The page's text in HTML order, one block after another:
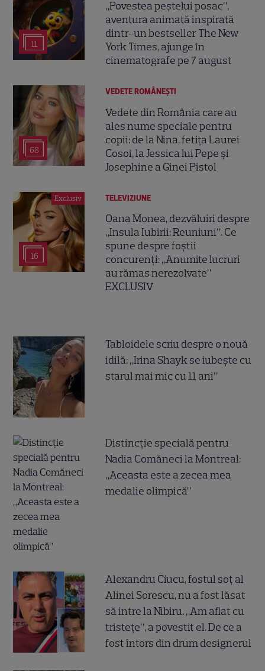
11
„Povestea peștelui posac”,
aventura animată inspirată
dintr-un bestseller The New
York Times, ajunge în
cinematografe pe 7 august
68
VEDETE ROMÂNEŞTI
Vedete din România care au
ales nume speciale pentru
copii: de la Nina, fetița Laurei
Cosoi, la Jessica lui Pepe și
Josephine a Ginei Pistol
Exclusiv
16
TELEVIZIUNE
Oana Monea, dezvăluiri despre
„Insula Iubirii: Reuniuni”. Ce
spune despre foștii
concurenți: „Anumite lucruri
au rămas nerezolvate”
EXCLUSIV
Tabloidele scriu despre o nouă
idilă: „Irina Shayk se iubește cu
starul mai mic cu 11 ani”
Distincție specială pentru
Nadia Comăneci la Montreal:
„Aceasta este a zecea mea
medalie olimpică”
Alexandru Ciucu, fostul soț al
Alinei Sorescu, nu a fost lăsat
să intre la Nibiru. „Am aflat cu
tristețe”, a povestit el. De ce a
fost întors din drum designerul